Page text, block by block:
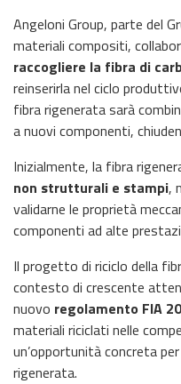
Angeloni Group, parte del
materiali compositi,
raccogliere la fibra di
reinserirla nel ciclo
fibra rigenerata sarà
a nuovi componenti,
Inizialmente, la fibra
non strutturali e stampi,
validarne le proprietà
componenti ad alte
Il progetto di riciclo della
contesto di crescente
nuovo regolamento FIA
materiali riciclati nelle
un’opportunità concreta
rigenerata.